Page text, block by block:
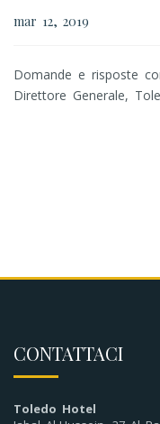
mar 12, 2019
Domande e risposte
Direttore Generale,
CONTATTACI
Toledo Hotel